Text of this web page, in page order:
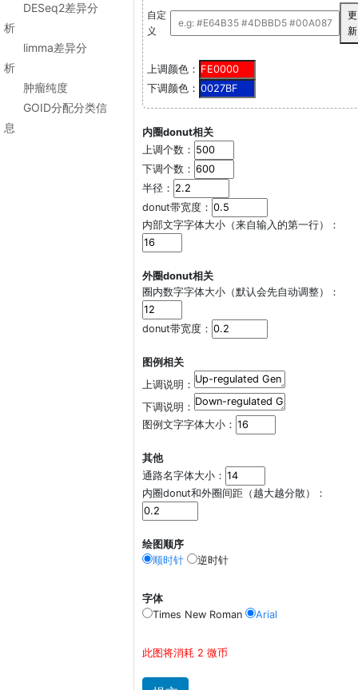
DESeq2差异分
析
limma差异分
析
肿瘤纯度
GOID分配分类信
息
自定
义
更
新
上调颜色：
下调颜色：
内圈donut相关
上调个数：
下调个数：
半径：
donut带宽度：
内部文字字体大小（来自输入的第一行）：
外圈donut相关
圈内数字字体大小（默认会先自动调整）：
donut带宽度：
图例相关
上调说明：
下调说明：
图例文字字体大小：
其他
通路名字体大小：
内圈donut和外圈间距（越大越分散）：
绘图顺序
顺时针
逆时针
字体
Times New Roman
Arial
此图将消耗 2 微币